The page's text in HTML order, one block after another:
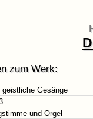
zum Werk:
geistliche Gesänge
und Orgel